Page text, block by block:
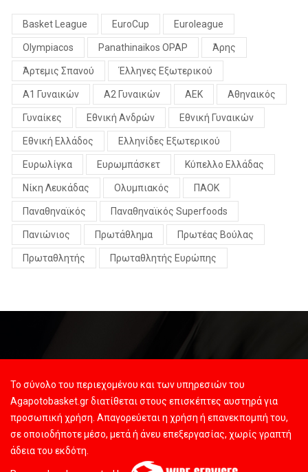
Basket League EuroCup Euroleague
Olympiacos Panathinaikos OPAP Άρης
Άρτεμις Σπανού Έλληνες Εξωτερικού
Α1 Γυναικών Α2 Γυναικών ΑΕΚ Αθηναικός
Γυναίκες Εθνική Ανδρών Εθνική Γυναικών
Εθνική Ελλάδος Ελληνίδες Εξωτερικού
Ευρωλίγκα Ευρωμπάσκετ Κύπελλο Ελλάδας
Νίκη Λευκάδας Ολυμπιακός ΠΑΟΚ
Παναθηναϊκός Παναθηναϊκός Superfoods
Πανιώνιος Πρωτάθλημα Πρωτέας Βούλας
Πρωταθλητής Πρωταθλητής Ευρώπης
Το σύνολο του περιεχομένου και των υπηρεσιών του
Agapotobasket.gr διατίθεται στους επισκέπτες αυστηρά για
προσωπική χρήση. Απαγορεύεται η χρήση ή επανεκπομπή του,
σε οποιοδήποτε μέσο, μετά ή άνευ επεξεργασίας, χωρίς γραπτή
άδεια του εκδότη.